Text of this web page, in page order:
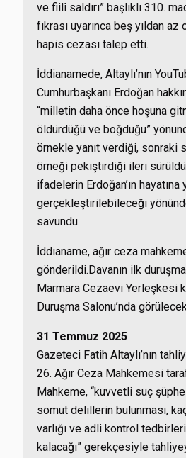
ve fiilî saldırı” başlıklı 310.
fıkrası uyarınca beş yıldan az
hapis cezası talep etti.
İddianamede, Altaylı’nın
Cumhurbaşkanı Erdoğan
“milletin daha önce hoşuna
öldürdüğü ve boğduğu”
örnekle yanıt verdiği, sonraki
örneği pekiştirdiği ileri sürüldü.
ifadelerin Erdoğan’ın hayatına
gerçekleştirilebileceği
savundu.
İddianame, ağır ceza
gönderildi.Davanın ilk
Marmara Cezaevi Yerleşkesi
Duruşma Salonu’nda
31 Temmuz 2025
Gazeteci Fatih Altaylı’nın
26. Ağır Ceza Mahkemesi
Mahkeme, “kuvvetli suç
somut delillerin bulunması,
varlığı ve adli kontrol
kalacağı” gerekçesiyle